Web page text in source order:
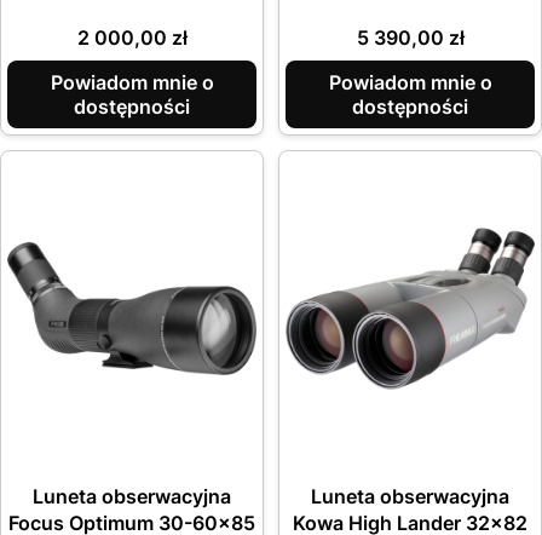
Cena
2 000,00 zł
Powiadom mnie o
dostępności
Cena
5 390,00 zł
Powiadom mnie o
dostępności
Luneta obserwacyjna
Focus Optimum 30-60x85
Luneta obserwacyjna
Kowa High Lander 32x82